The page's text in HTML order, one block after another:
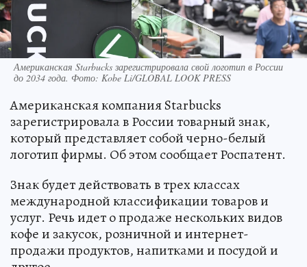
Американская Starbucks зарегистрировала свой логотип в России
до 2034 года. Фото: Kobe Li/GLOBAL LOOK PRESS
Американская компания Starbucks
зарегистрировала в России товарный знак,
который представляет собой черно-белый
логотип фирмы. Об этом сообщает Роспатент.
Знак будет действовать в трех классах
международной классификации товаров и
услуг. Речь идет о продаже нескольких видов
кофе и закусок, розничной и интернет-
продажи продуктов, напитками и посудой и